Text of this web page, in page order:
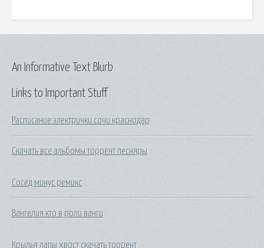
Links to Important Stuff
Расписание электрички сочи краснодар
Скачать все альбомы торрент песняры
Сосед минус ремикс
Вангелия кто в роли ванги
Крылья лапы хвост скачать торрент
An Informative Text Blurb